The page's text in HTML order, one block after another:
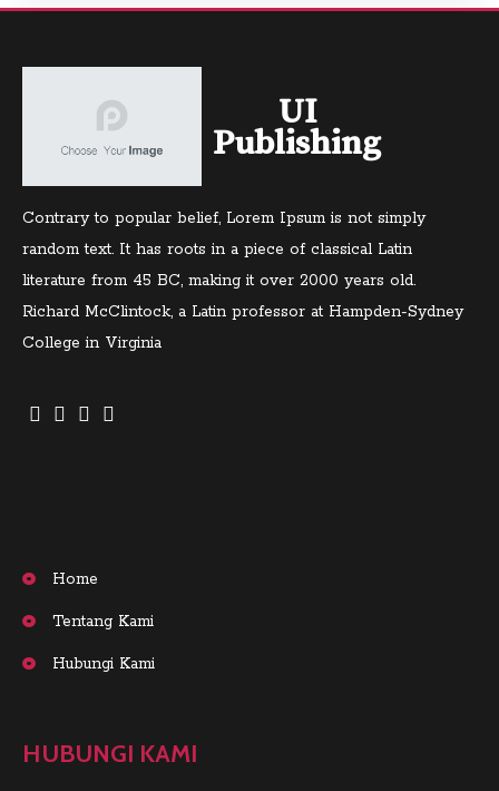
UI
Publishing
Contrary to popular belief, Lorem Ipsum is not simply
random text. It has roots in a piece of classical Latin
literature from 45 BC, making it over 2000 years old.
Richard McClintock, a Latin professor at Hampden-Sydney
College in Virginia
Home
Tentang Kami
Hubungi Kami
HUBUNGI KAMI